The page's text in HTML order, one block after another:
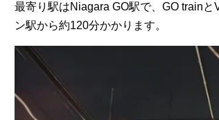
最寄り駅はNiagara GO駅で、GO train
ン駅から約120分かかります。